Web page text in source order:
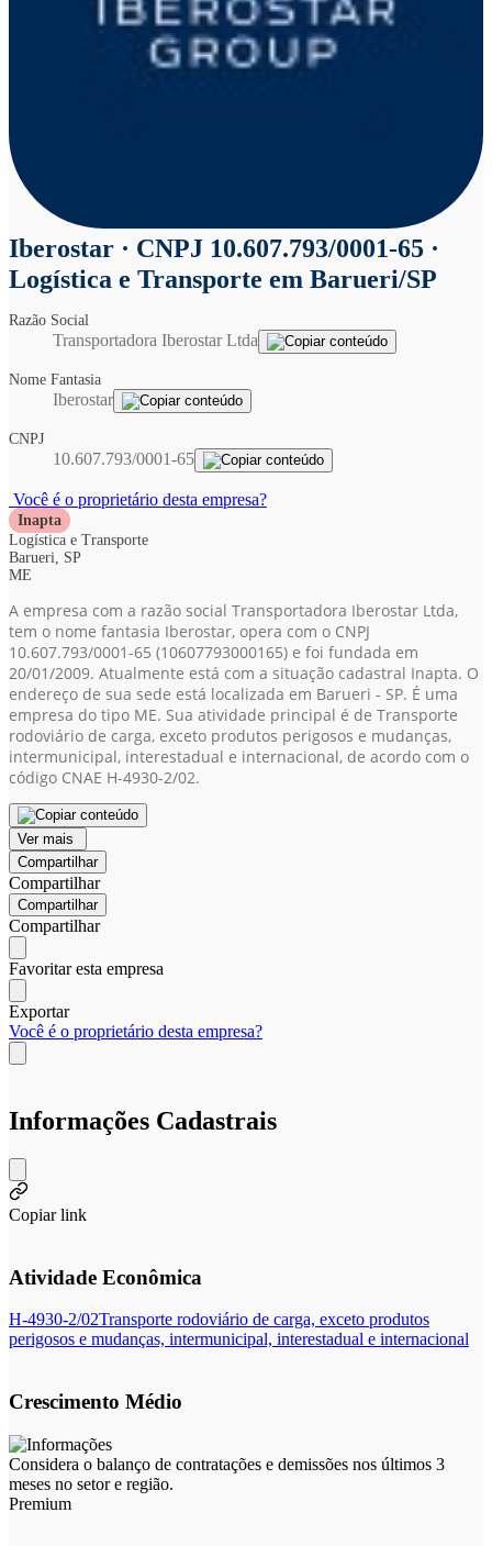
Iberostar · CNPJ 10.607.793/0001-65 ·
Logística e Transporte em Barueri/SP
Razão Social
Transportadora Iberostar Ltda
Nome Fantasia
Iberostar
CNPJ
10.607.793/0001-65
Você é o proprietário desta empresa?
Inapta
Logística e Transporte
Barueri, SP
ME
A empresa com a razão social Transportadora Iberostar Ltda,
tem o nome fantasia Iberostar, opera com o CNPJ
10.607.793/0001-65 (10607793000165) e foi fundada em
20/01/2009. Atualmente está com a situação cadastral Inapta. O
endereço de sua sede está localizada em Barueri - SP. É uma
empresa do tipo ME. Sua atividade principal é de Transporte
rodoviário de carga, exceto produtos perigosos e mudanças,
intermunicipal, interestadual e internacional, de acordo com o
código CNAE H-4930-2/02.
Ver mais
Compartilhar
Compartilhar
Compartilhar
Compartilhar
Favoritar esta empresa
Exportar
Você é o proprietário desta empresa?
Informações Cadastrais
Copiar link
Atividade Econômica
H-4930-2/02Transporte rodoviário de carga, exceto produtos
perigosos e mudanças, intermunicipal, interestadual e internacional
Crescimento Médio
Considera o balanço de contratações e demissões nos últimos 3
meses no setor e região.
Premium